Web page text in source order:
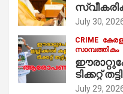
മുസ്ലിം’
July 30,
CRIME
സാമ്പത്തികം
ടിക്കറ്റ്
July 29,